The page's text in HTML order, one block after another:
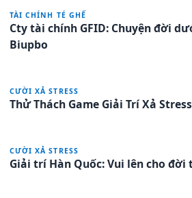
TÀI CHÍNH TÉ GHẾ
Cty tài chính GFID: Chuyện đời
Biupbo
CƯỜI XẢ STRESS
Thử Thách Game Giải Trí Xả
CƯỜI XẢ STRESS
Giải trí Hàn Quốc: Vui lên cho đời